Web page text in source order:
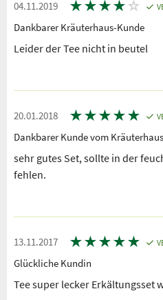
04.11.2019 ★★★★ ☆
Dankbarer Kräuterhaus-Kunde
Leider der Tee nicht in beutel
20.01.2018 ★★★★★
Dankbarer Kunde vom
sehr gutes Set, sollte in der
fehlen.
13.11.2017 ★★★★★
Glückliche Kundin
Tee super lecker Erkältungsset